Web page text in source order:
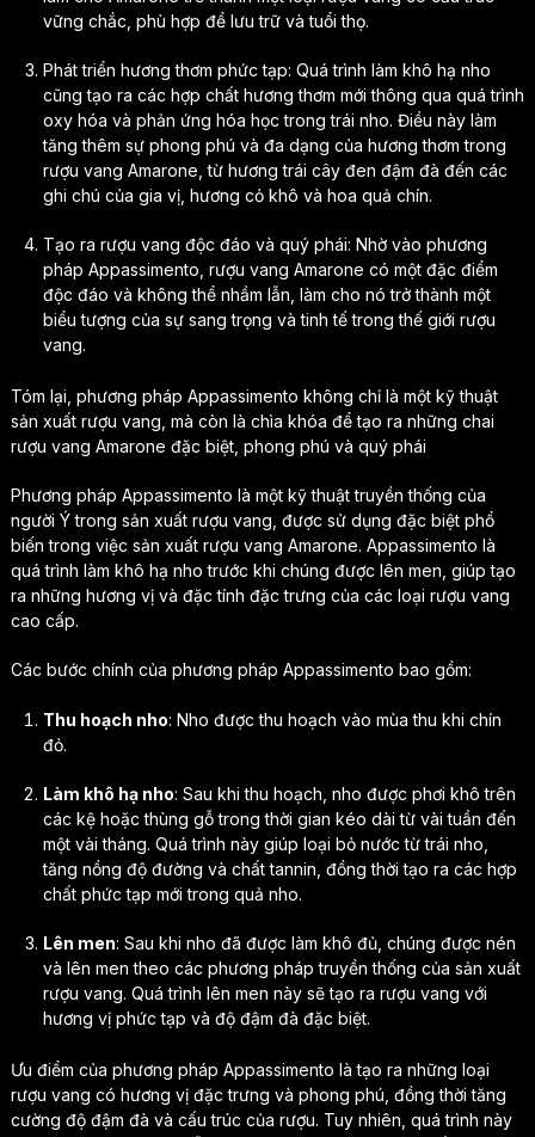
vững chắc, phù hợp để lưu trữ và tuổi thọ.
Phát triển hương thơm phức tạp: Quá trình làm khô hạ nho
cũng tạo ra các hợp chất hương thơm mới thông qua quá trình
oxy hóa và phản ứng hóa học trong trái nho. Điều này làm
tăng thêm sự phong phú và đa dạng của hương thơm trong
rượu vang Amarone, từ hương trái cây đen đậm đà đến các
ghi chú của gia vị, hương cỏ khô và hoa quả chín.
Tạo ra rượu vang độc đáo và quý phái: Nhờ vào phương
pháp Appassimento, rượu vang Amarone có một đặc điểm
độc đáo và không thể nhầm lẫn, làm cho nó trở thành một
biểu tượng của sự sang trọng và tinh tế trong thế giới rượu
vang.
Tóm lại, phương pháp Appassimento không chỉ là một kỹ thuật
sản xuất rượu vang, mà còn là chìa khóa để tạo ra những chai
rượu vang Amarone đặc biệt, phong phú và quý phái
Phương pháp Appassimento là một kỹ thuật truyền thống của
người Ý trong sản xuất rượu vang, được sử dụng đặc biệt phổ
biến trong việc sản xuất rượu vang Amarone. Appassimento là
quá trình làm khô hạ nho trước khi chúng được lên men, giúp tạo
ra những hương vị và đặc tính đặc trưng của các loại rượu vang
cao cấp.
Các bước chính của phương pháp Appassimento bao gồm:
Thu hoạch nho: Nho được thu hoạch vào mùa thu khi chín
đỏ.
Làm khô hạ nho: Sau khi thu hoạch, nho được phơi khô trên
các kệ hoặc thùng gỗ trong thời gian kéo dài từ vài tuần đến
một vài tháng. Quá trình này giúp loại bỏ nước từ trái nho,
tăng nồng độ đường và chất tannin, đồng thời tạo ra các hợp
chất phức tạp mới trong quả nho.
Lên men: Sau khi nho đã được làm khô đủ, chúng được nén
và lên men theo các phương pháp truyền thống của sản xuất
rượu vang. Quá trình lên men này sẽ tạo ra rượu vang với
hương vị phức tạp và độ đậm đà đặc biệt.
Ưu điểm của phương pháp Appassimento là tạo ra những loại
rượu vang có hương vị đặc trưng và phong phú, đồng thời tăng
cường độ đậm đà và cấu trúc của rượu. Tuy nhiên, quá trình này